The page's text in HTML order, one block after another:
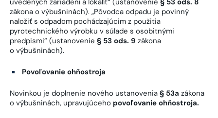
uvedených zariadení a lokalít“ (ustanovenie § 53 ods. 8
zákona o výbušninách). „Pôvodca odpadu je povinný
naložiť s odpadom pochádzajúcim z použitia
pyrotechnického výrobku v súlade s osobitnými
predpismi“ (ustanovenie § 53 ods. 9 zákona
o výbušninách).
Povoľovanie ohňostroja
Novinkou je doplnenie nového ustanovenia § 53a zákona
o výbušninách, upravujúceho povoľovanie ohňostroja.